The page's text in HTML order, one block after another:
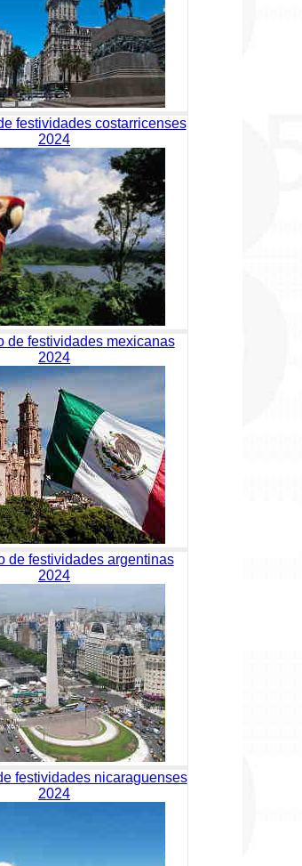
festividades costarricenses
2024
de festividades mexicanas
2024
de festividades argentinas
2024
festividades nicaraguenses
2024